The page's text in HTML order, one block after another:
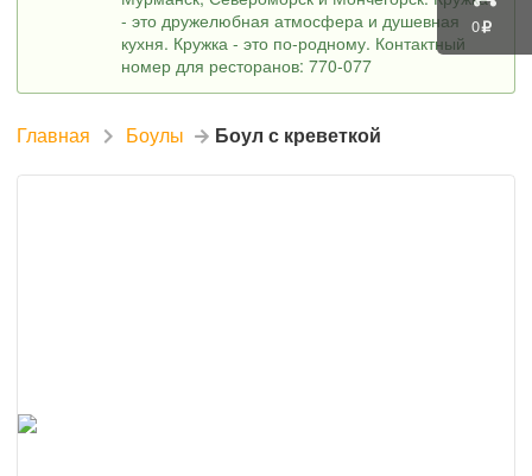
0
- это дружелюбная атмосфера и душевная
кухня. Кружка - это по-родному. Контактный
номер для ресторанов: 770-077
Главная Боулы Боул с креветкой